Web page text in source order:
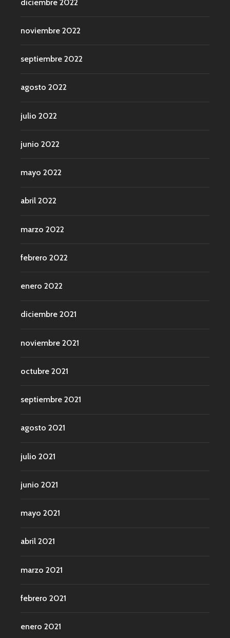
diciembre 2022
noviembre 2022
septiembre 2022
agosto 2022
julio 2022
junio 2022
mayo 2022
abril 2022
marzo 2022
febrero 2022
enero 2022
diciembre 2021
noviembre 2021
octubre 2021
septiembre 2021
agosto 2021
julio 2021
junio 2021
mayo 2021
abril 2021
marzo 2021
febrero 2021
enero 2021